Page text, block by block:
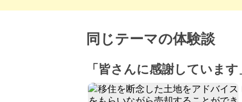
同じテーマの体験談
「皆さんに感謝しています